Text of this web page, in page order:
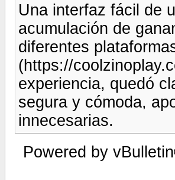
Una interfaz fácil de
acumulación de
diferentes
(https://
experiencia, quedó
segura y cómoda,
innecesarias.
Powered by